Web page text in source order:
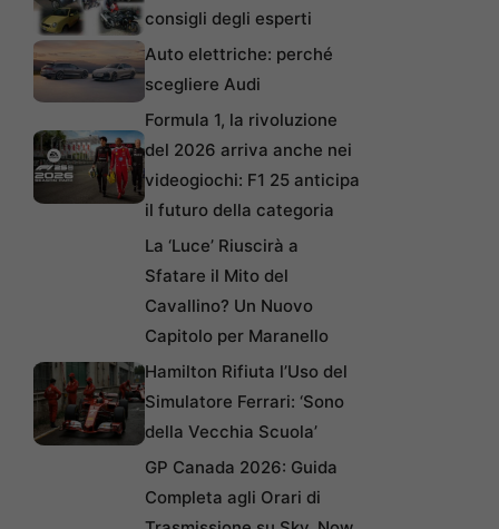
consigli degli esperti
Auto elettriche: perché
scegliere Audi
Formula 1, la rivoluzione
del 2026 arriva anche nei
videogiochi: F1 25 anticipa
il futuro della categoria
La ‘Luce’ Riuscirà a
Sfatare il Mito del
Cavallino? Un Nuovo
Capitolo per Maranello
Hamilton Rifiuta l’Uso del
Simulatore Ferrari: ‘Sono
della Vecchia Scuola’
GP Canada 2026: Guida
Completa agli Orari di